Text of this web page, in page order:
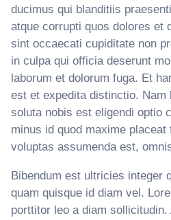
ducimus qui blanditiis
atque corrupti quos dolores et
sint occaecati cupiditate non
in culpa qui officia deserunt
laborum et dolorum fuga. Et
est et expedita distinctio. Nam
soluta nobis est eligendi optio
minus id quod maxime
voluptas assumenda est,
Bibendum est ultricies integer
quam quisque id diam vel.
porttitor leo a diam